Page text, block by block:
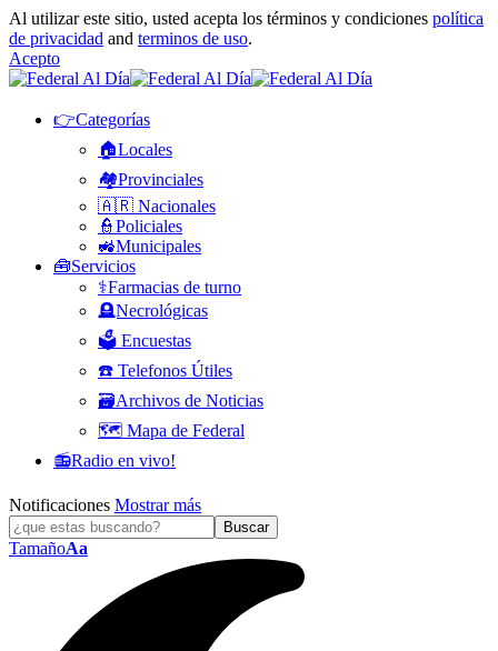
Al utilizar este sitio, usted acepta los términos y condiciones política
de privacidad and terminos de uso.
Acepto
👉Categorías
🏠Locales
🏘️Provinciales
🇦🇷 Nacionales
👮Policiales
🚜Municipales
🧰Servicios
⚕️Farmacias de turno
🪦Necrológicas
🗳️ Encuestas
☎️ Telefonos Útiles
🗃️Archivos de Noticias
🗺️ Mapa de Federal
📻Radio en vivo!
Notificaciones Mostrar más
TamañoAa